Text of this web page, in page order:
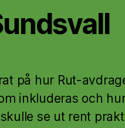
på hur Rut-
inkluderas och
se ut rent